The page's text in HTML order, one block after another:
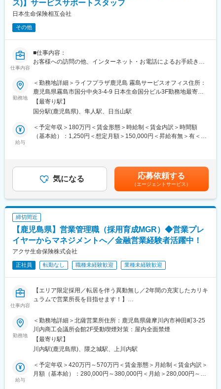
ただし、当社に入社された場合は、入社後の雇用管理等にも使用
させていただきます。(なお、入社に至らなかった場合は、当社が
変更の範囲：無
ス)】サービスサポートスタッフ
日本生命保険相互会社
その他
仕事内容
■仕事内容：
お客様への訪問の他、インターネット・お電話によるお手続き・
■労働契約補足：
まずはサービスサポートスタッフ(パート職制／３ヵ月毎に契約更
新)として採用します。パート職制を経て、お客様へのコンサルテ
ィングに必要な基礎知識・基礎スキルを習得し勤務良好の場合、
サービスコーディネーター(正職員)への登用※となります。
※本人希望・業務習熟度・勤務実態等に応じて、サービスコーディ
【期間の定め】無
【初任給月額】201,000円
サービスコーディネーター(サービスサポートスタッフ)の採用募集
に際し、当社が応募者の方々より取得した個人情報につきまして
は、当社採用募集に関する業務にのみ使用させていただきます。
ただし、当社に入社された場合は、入社後の雇用管理等にも使用
させていただきます。(なお、入社に至らなかった場合は、当社が
す。)
変更の範囲：無
勤務地
＜勤務地詳細＞ライフプラザ鹿児島 霧島サービスオフィス住所：
鹿児島県霧島市国分中央3‐4‐9 日本生命国分ビル3F勤務地最寄
駅：JR線／国分駅受動喫煙対策：屋内全面禁煙変更の範囲：会社
の定める事業所
【最寄り駅】
国分駅(鹿児島県)、隼人駅、日当山駅
給与
＜予定年収＞180万円＜賃金形態＞時給制＜賃金内訳＞時間額
（基本給）：1,250円＜想定月額＞150,000円＜昇給有無＞有＜残
は、職務内容欄参照。賃金はあくまでも目安の金額であり、選考
を通じて上下する可能性があります。月給(月額)は固定手当を含め
た表記です。
気になる 応募依頼する
（エージェントサービス）
締切間近
【鹿児島県】営業管理職（採用育成MGR）◆営業プレ
イヤーからマネジメントへ／金融営業経験者活躍中！
アクサ生命保険株式会社
正社員 転勤なし 職種未経験歓迎 業種未経験歓迎
仕事内容
【エリア限定採用／転居を伴う異動無し／2年間の充実したカリキ
ュラムで営業所長を目指せます！】
■業務内容
アクサアドバイザー（営業社員）の採用・育成・組織マネジメン
トを担当頂きます。優秀な社員を採用し研修、ロープレ、同行に
よる実践指導、対面実施より自立できる社員を育成し、支社長、
営業所長の指導の下、組織を拡大しマネジメントスキルを学んで
頂きます。
そして入社3年後を目標に営業所長へキャリアアップを目指してい
勤務地
＜勤務地詳細＞北薩営業所住所：鹿児島県薩摩川内市神田町3-25
川内商工会議所会館2F受動喫煙対策：屋内全面禁煙
【最寄り駅】
川内駅(鹿児島県)、隈之城駅、上川内駅
給与
＜予定年収＞420万円～570万円＜賃金形態＞月給制＜賃金内訳＞
月額（基本給）：280,000円～380,000円＜月給＞280,000円～